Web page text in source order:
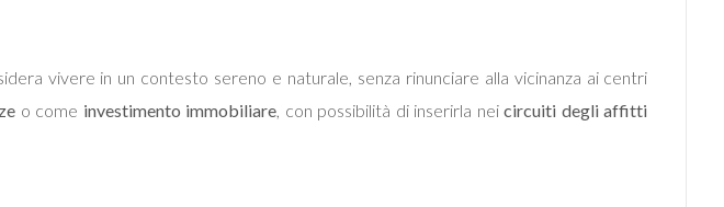
vivere in un contesto sereno e naturale, senza rinunciare alla vicinanza ai centri
o come investimento immobiliare, con possibilità di inserirla neicircuiti degli affitti